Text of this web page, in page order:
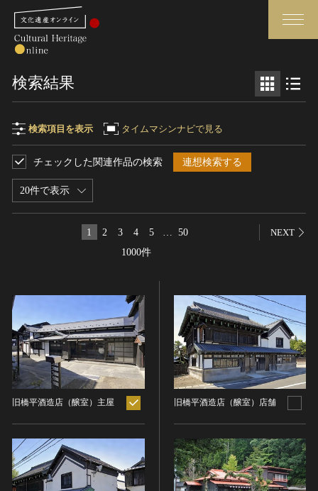
さらに詳細検索
トップ
全国の美術館・博物館
世界遺産
無形文化遺産
媒体資料・関連記事等
博物館、美術館の皆さまへ
お知らせ一覧
ヘルプ
このサイトについて
関連サイトリンク
文化遺産データベース
国指定文化財等データベース
検索結果
検索項目を表示 タイムマシンナビで見る
20件で表示
チェックした関連作品の検索 連想検索する
1000件
1 2 3 4 5 50 NEXT
旧橋平酒造店（醸室）主屋 旧橋平酒造店（醸室）店舗
検索項目
フリーワード
時代
旧石器 [日本]
縄文 [日本]
弥生 [日本]
古墳 [日本]
分野
分野を選択
建造物
所在地（都道府県）